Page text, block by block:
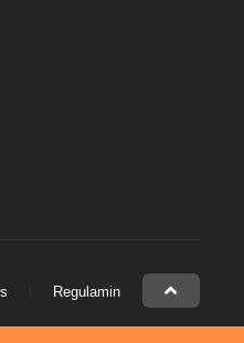
Regulamin